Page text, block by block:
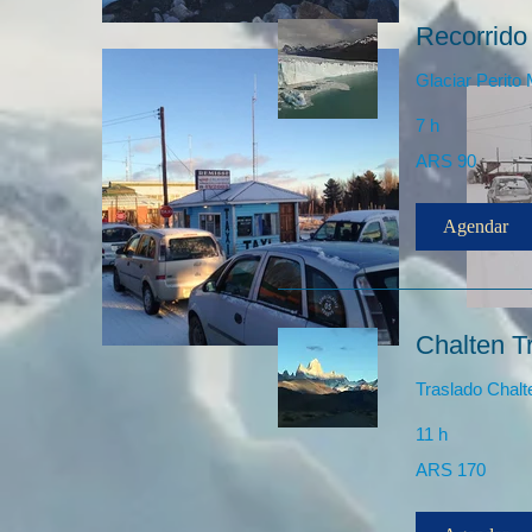
Glaciar Perito
7 h
Pesos
argentinos
ARS 90
Agendar
Chalten
Traslado
11 h
Pesos
ARS 170